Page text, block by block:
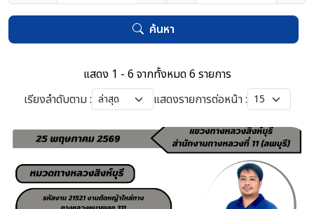
ค้นหา
แสดง 1 - 6 จากทั้งหมด 6 รายการ
เรียงลำดับตาม :
แสดงรายการต่อหน้า :